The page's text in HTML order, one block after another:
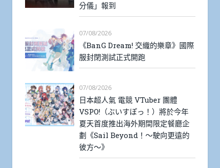
分儀」報到
07/08/2026
《BanG Dream! 交織的樂章》國際
服封閉測試正式開跑
07/08/2026
日本超人氣 電競 VTuber 團體
VSPO!（ぶいすぽっ！）將於今年
夏天首度推出海外期間限定餐廳企
劃《Sail Beyond！～駛向更遠的
彼方～》